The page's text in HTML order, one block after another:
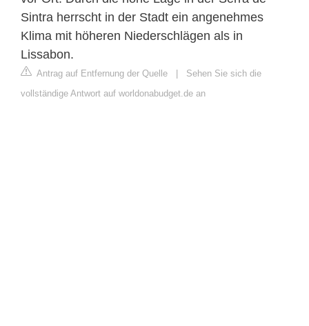
Sintra herrscht in der Stadt ein angenehmes
Klima mit höheren Niederschlägen als in
Lissabon.
Antrag auf Entfernung der Quelle
Sehen Sie sich die
vollständige Antwort auf worldonabudget.de an